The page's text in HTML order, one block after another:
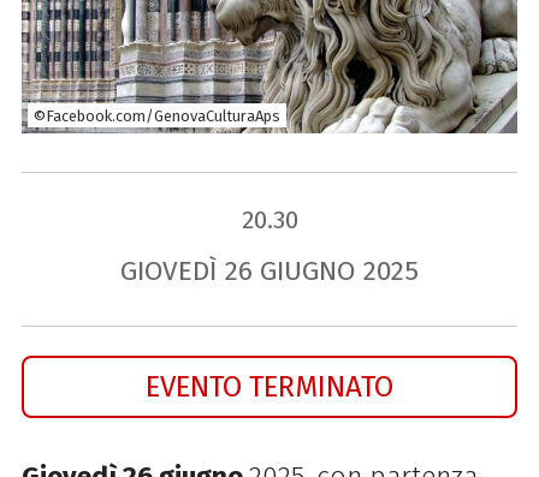
©Facebook.com/GenovaCulturaAps
20.30
GIOVEDÌ 26 GIUGNO 2025
EVENTO TERMINATO